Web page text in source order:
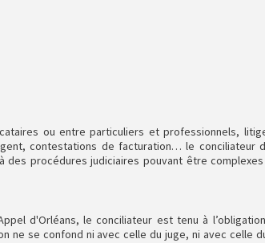
ou entre particuliers et professionnels,
contestations de facturation… le conciliateur
des procédures judiciaires pouvant être
d'Orléans, le conciliateur est tenu à
se confond ni avec celle du juge, ni avec celle